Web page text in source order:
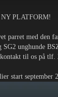
PLATFORM!
med den
unghunde
til os på tlf.
start september